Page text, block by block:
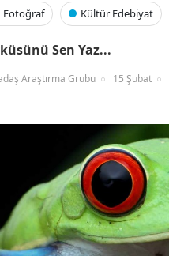
Fotoğraf Kültür Edebiyat
Sen Yaz...
Araştırma Grubu 15 Şubat